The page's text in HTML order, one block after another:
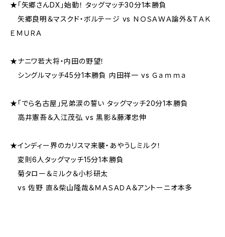
★「矢郷さんDX」始動！ タッグマッチ30分1本勝負
矢郷良明＆マスクド・ボルテージ vs ＮＯＳＡＷＡ論外＆ＴＡＫ
ＥＭＵＲＡ
★ナニワ若大将・内田の野望！
シングルマッチ45分1本勝負 内田祥一 vs Ｇａｍｍａ
★「でら名古屋」兄弟涙の誓い タッグマッチ20分1本勝負
高井憲吾＆入江茂弘 vs 黒影＆藤澤忠伸
★インディー界のカリスマ来襲・あやうしミルク！
変則6人タッグマッチ15分1本勝負
菊タロー＆ミルク＆小杉研太
vs 佐野 直＆柴山隆哉＆ＭＡＳＡＤＡ＆アントーニオ本多